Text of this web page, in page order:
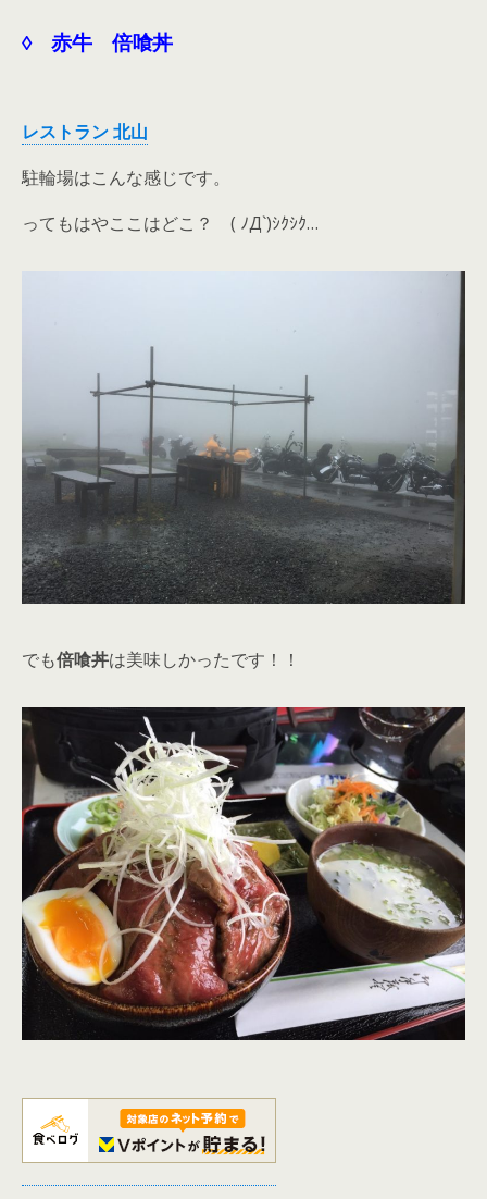
◊ 赤牛 倍喰丼
レストラン 北山
駐輪場はこんな感じです。
ってもはやここはどこ？ ( ﾉД`)ｼｸｼｸ…
でも倍喰丼は美味しかったです！！